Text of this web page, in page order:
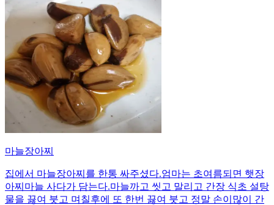
마늘장아찌
집에서 마늘장아찌를 한통 싸주셨다.엄마는 초여름되면 햇장
아찌마늘 사다가 담는다.마늘까고 씻고 말리고 간장 식초 설탕
물을 끓여 붓고 며칠후에 또 한번 끓여 붓고 정말 손이많이 간